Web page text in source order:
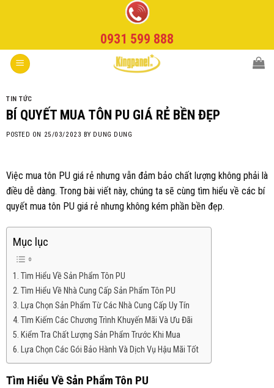
0931 599 888
TIN TỨC
BÍ QUYẾT MUA TÔN PU GIÁ RẺ BỀN ĐẸP
POSTED ON 25/03/2023 BY DUNG DUNG
Việc mua tôn PU giá rẻ nhưng vẫn đảm bảo chất lượng không phải là
điều dễ dàng. Trong bài viết này, chúng ta sẽ cùng tìm hiểu về các bí
quyết mua tôn PU giá rẻ nhưng không kém phần bền đẹp.
Mục lục
Tìm Hiểu Về Sản Phẩm Tôn PU
Tìm Hiểu Về Nhà Cung Cấp Sản Phẩm Tôn PU
Lựa Chọn Sản Phẩm Từ Các Nhà Cung Cấp Uy Tín
Tìm Kiếm Các Chương Trình Khuyến Mãi Và Ưu Đãi
Kiểm Tra Chất Lượng Sản Phẩm Trước Khi Mua
Lựa Chọn Các Gói Bảo Hành Và Dịch Vụ Hậu Mãi Tốt
Tìm Hiểu Về Sản Phẩm Tôn PU